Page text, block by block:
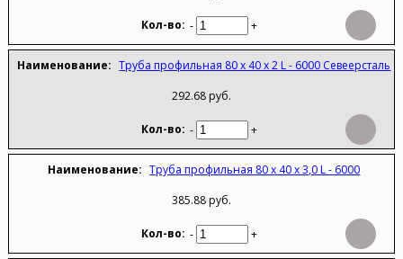
- +
Труба профильная 80 х 40 х 2 L - 6000 Севеерсталь
292.68 руб.
- +
Труба профильная 80 х 40 х 3,0 L - 6000
385.88 руб.
- +